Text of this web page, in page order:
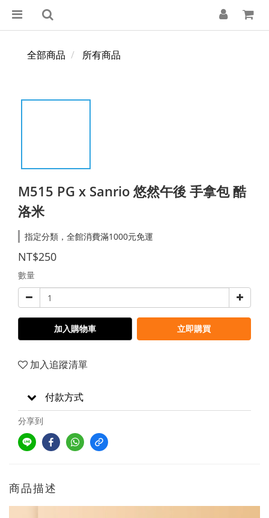
全部商品 所有商品
M515 PG x Sanrio 悠然午後 手拿包 酷
洛米
指定分類，全館消費滿1000元免運
NT$250
數量
加入購物車 立即購買
加入追蹤清單
付款方式
分享到
商品描述